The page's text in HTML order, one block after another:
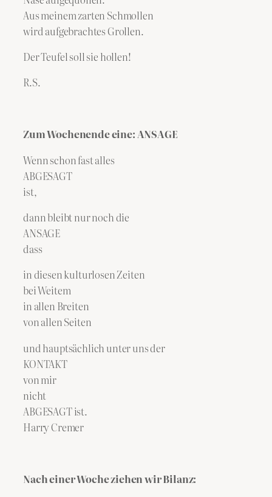
Aus meinem zarten Schmollen
wird aufgebrachtes Grollen.
Der Teufel soll sie hollen!
R.S.
Zum Wochenende eine: ANSAGE
Wenn schon fast alles
ABGESAGT
ist,
dann bleibt nur noch die
ANSAGE
dass
in diesen kulturlosen Zeiten
bei Weitem
in allen Breiten
von allen Seiten
und hauptsächlich unter uns der
KONTAKT
von mir
nicht
ABGESAGT ist.
Harry Cremer
Nach einer Woche ziehen wir Bilanz: